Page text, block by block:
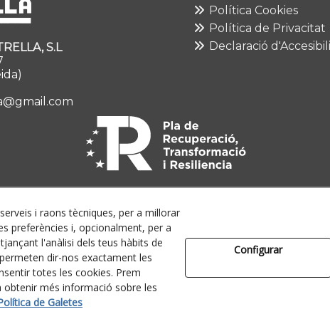
S.L
Política Cookies
Política de Privacitat
Declaració
- Tots els drets reservats.
i raons tècniques, per a millorar
preferències i, opcionalment, per a
l'anàlisi dels teus hàbits de
dir-nos exactament les
totes les cookies. Prem
obtenir més informació sobre les
de Galetes
Configurar